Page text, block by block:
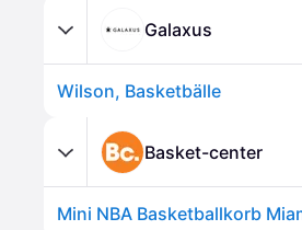
Galaxus
Wilson, Basketbälle
Basket-center
Mini NBA Basketballkorb